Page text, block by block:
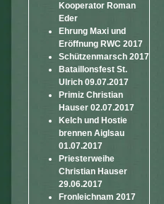
Kooperator Roman
Eder
Ehrung Maxi und
Eröffnung RWC 2017
Schützenmarsch 2017
Bataillonsfest St.
Ulrich 09.07.2017
Primiz Christian
Hauser 02.07.2017
Kelch und Hostie
brennen Aiglsau
01.07.2017
Priesterweihe
Christian Hauser
29.06.2017
Fronleichnam 2017